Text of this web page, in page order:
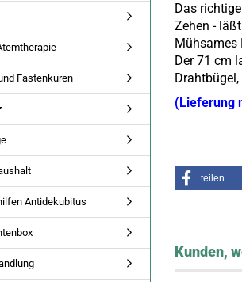
Das
Zehen -
Mühsames
Der 71 cm
(Lieferung
teilen
Kunden,
Fastenkuren
Antidekubitus